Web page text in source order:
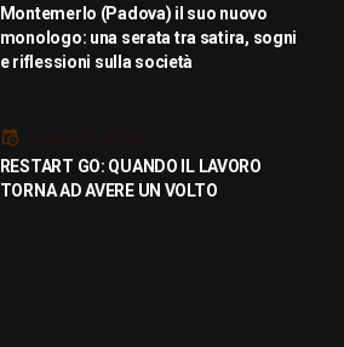
Montemerlo (Padova) il suo nuovo
monologo: una serata tra satira, sogni
e riflessioni sulla società
Luglio 21, 2026
RESTART GO: QUANDO IL LAVORO
TORNA AD AVERE UN VOLTO